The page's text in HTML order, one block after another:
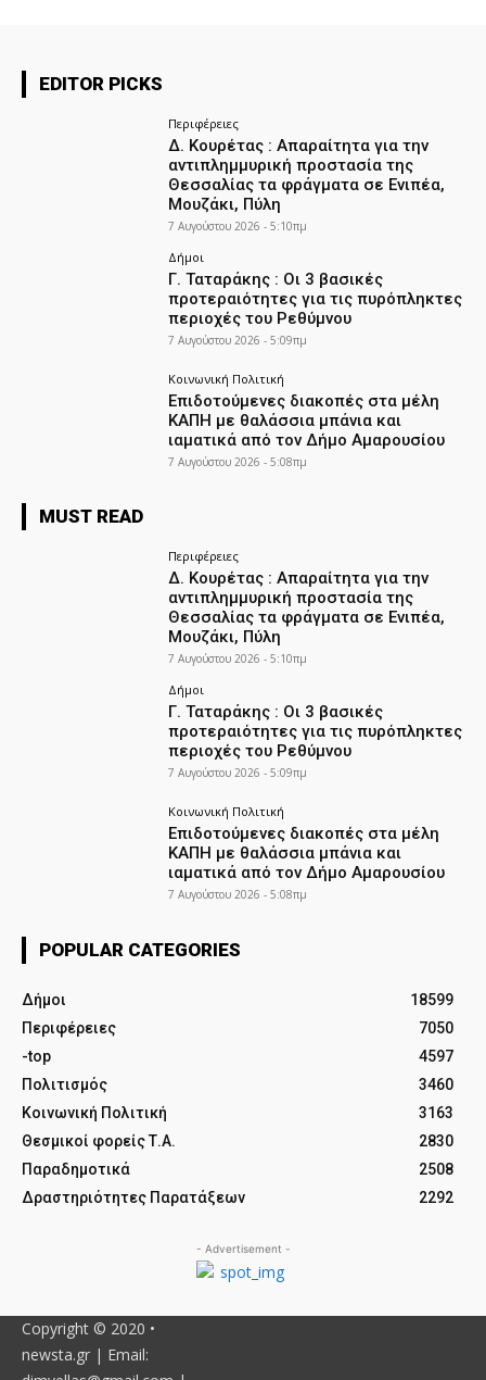
EDITOR PICKS
Περιφέρειες
Δ. Κουρέτας : Απαραίτητα για την
αντιπλημμυρική προστασία της
Θεσσαλίας τα φράγματα σε Ενιπέα,
Μουζάκι, Πύλη
7 Αυγούστου 2026 - 5:10πμ
Δήμοι
Γ. Ταταράκης : Οι 3 βασικές
προτεραιότητες για τις πυρόπληκτες
περιοχές του Ρεθύμνου
7 Αυγούστου 2026 - 5:09πμ
Κοινωνική Πολιτική
Επιδοτούμενες διακοπές στα μέλη
ΚΑΠΗ με θαλάσσια μπάνια και
ιαματικά από τον Δήμο Αμαρουσίου
7 Αυγούστου 2026 - 5:08πμ
MUST READ
Περιφέρειες
Δ. Κουρέτας : Απαραίτητα για την
αντιπλημμυρική προστασία της
Θεσσαλίας τα φράγματα σε Ενιπέα,
Μουζάκι, Πύλη
7 Αυγούστου 2026 - 5:10πμ
Δήμοι
Γ. Ταταράκης : Οι 3 βασικές
προτεραιότητες για τις πυρόπληκτες
περιοχές του Ρεθύμνου
7 Αυγούστου 2026 - 5:09πμ
Κοινωνική Πολιτική
Επιδοτούμενες διακοπές στα μέλη
ΚΑΠΗ με θαλάσσια μπάνια και
ιαματικά από τον Δήμο Αμαρουσίου
7 Αυγούστου 2026 - 5:08πμ
POPULAR CATEGORIES
Δήμοι
18599
Περιφέρειες
7050
-top
4597
Πολιτισμός
3460
Κοινωνική Πολιτική
3163
Θεσμικοί φορείς Τ.Α.
2830
Παραδημοτικά
2508
Δραστηριότητες Παρατάξεων
2292
- Advertisement -
Copyright © 2020 •
newsta.gr | Email: